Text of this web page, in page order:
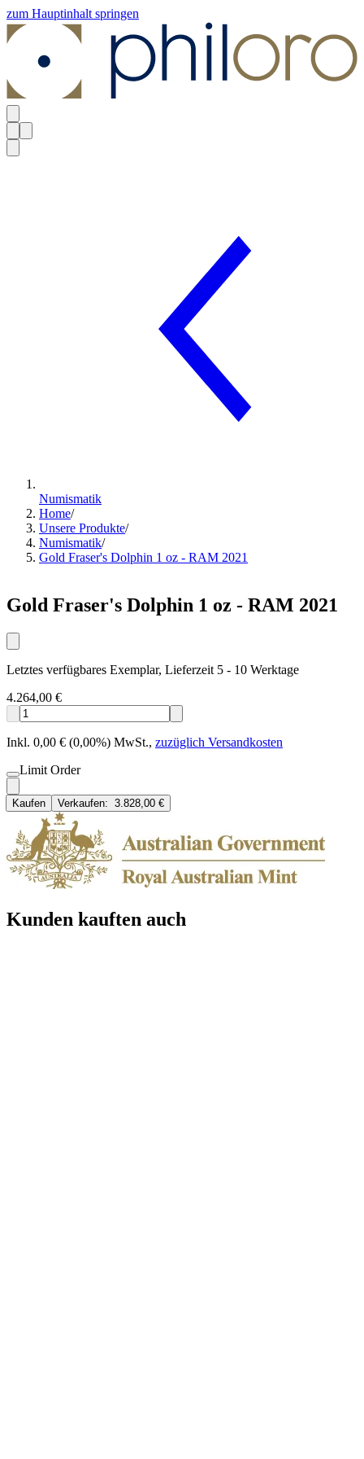
zum Hauptinhalt springen
Numismatik
Home/
Unsere Produkte/
Numismatik/
Gold Fraser's Dolphin 1 oz - RAM 2021
Gold Fraser's Dolphin 1 oz - RAM 2021
Letztes verfügbares Exemplar, Lieferzeit 5 - 10 Werktage
4.264,00 €
Inkl. 0,00 € (0,00%) MwSt., zuzüglich Versandkosten
Limit Order
Kaufen Verkaufen: 3.828,00 €
Kunden kauften auch